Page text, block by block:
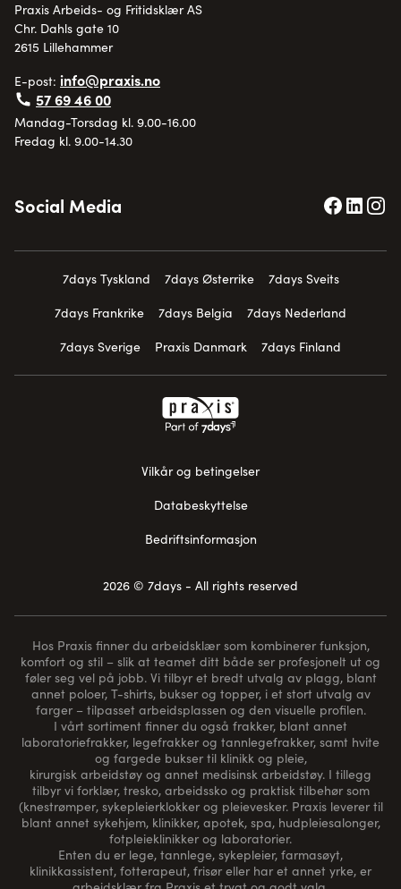
Praxis Arbeids- og Fritidsklær AS
Chr. Dahls gate 10
2615 Lillehammer
E-post: info@praxis.no
57 69 46 00
Mandag-Torsdag kl. 9.00-16.00
Fredag kl. 9.00-14.30
Social Media
7days Tyskland 7days Østerrike
7days Sveits
7days Frankrike
7days Belgia
7days Nederland
7days Sverige
Praxis Danmark 7days Finland
Vilkår og betingelser
Databeskyttelse
Bedriftsinformasjon
2026 © 7days - All rights reserved
Hos Praxis finner du arbeidsklær som kombinerer funksjon,
komfort og stil – slik at teamet ditt både ser profesjonelt ut og
føler seg vel på jobb. Vi tilbyr et bredt utvalg av plagg, blant
annet poloer, T-shirts, bukser og topper, i et stort utvalg av
farger – tilpasset arbeidsplassen og den visuelle profilen.
I vårt sortiment finner du også frakker, blant annet
laboratoriefrakker, legefrakker og tannlegefrakker, samt hvite
og fargede bukser til klinikk og pleie,
kirurgisk arbeidstøy og annet medisinsk arbeidstøy. I tillegg
tilbyr vi forklær, tresko, arbeidssko og praktisk tilbehør som
(knestrømper, sykepleierklokker og pleievesker. Praxis leverer til
blant annet sykehjem, klinikker, apotek, spa, hudpleiesalonger,
fotpleieklinikker og laboratorier.
Enten du er lege, tannlege, sykepleier, farmasøyt,
klinikkassistent, fotterapeut, frisør eller har et annet yrke, er